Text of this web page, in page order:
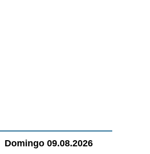
Domingo 09.08.2026